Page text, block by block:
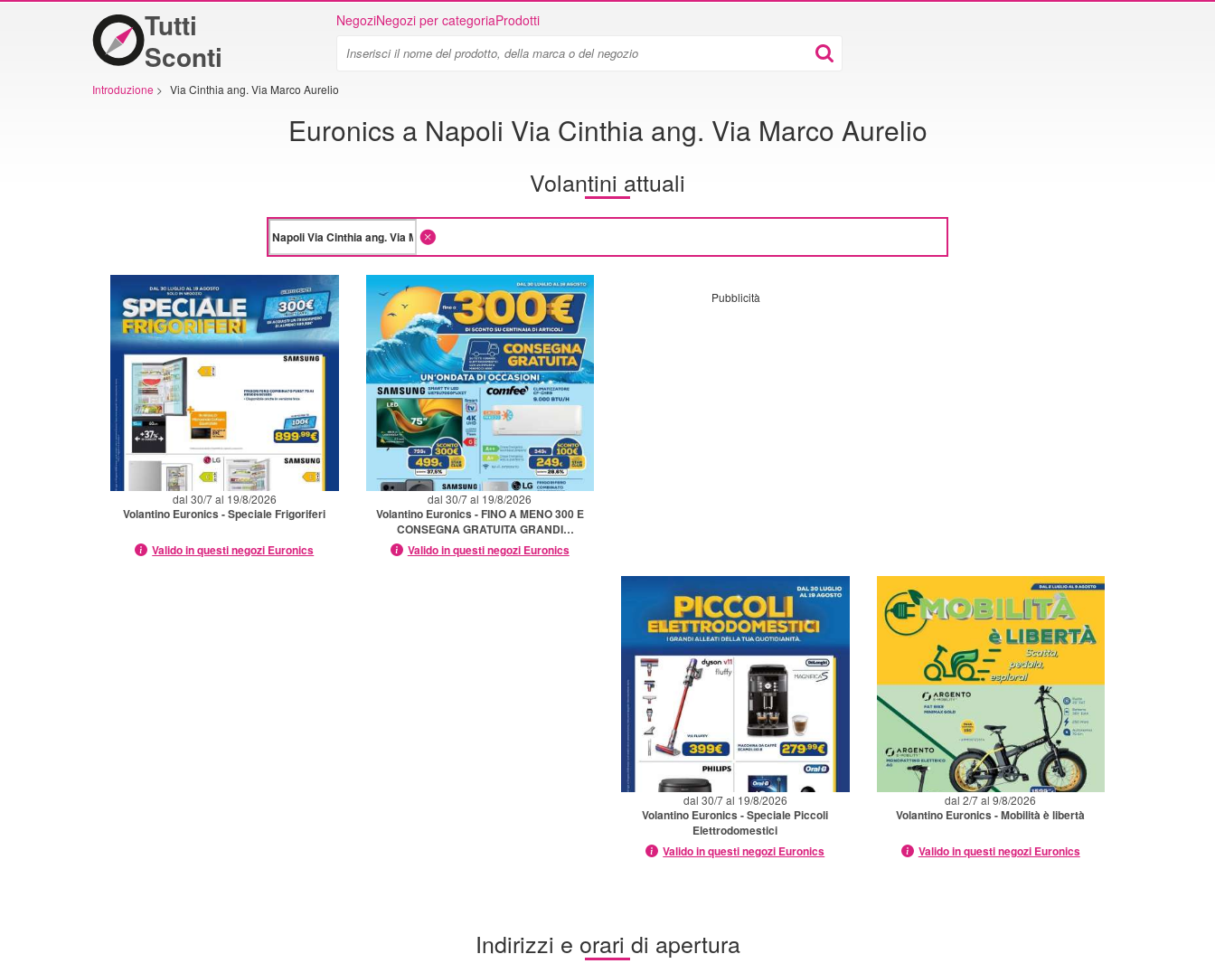
Tutti
Sconti
NegoziNegozi per categoriaProdotti
Introduzione > Via Cinthia ang. Via Marco Aurelio
Euronics a Napoli Via Cinthia ang. Via Marco Aurelio
Volantini attuali
dal 30/7 al 19/8/2026
Volantino Euronics - Speciale Frigoriferi
Valido in questi negozi Euronics
dal 30/7 al 19/8/2026
Volantino Euronics - FINO A MENO 300 E
CONSEGNA GRATUITA GRANDI
ELETTRODOMESTICI
Valido in questi negozi Euronics
Pubblicità
dal 30/7 al 19/8/2026
Volantino Euronics - Speciale Piccoli
Elettrodomestici
Valido in questi negozi Euronics
dal 2/7 al 9/8/2026
Volantino Euronics - Mobilità è libertà
Valido in questi negozi Euronics
Indirizzi e orari di apertura